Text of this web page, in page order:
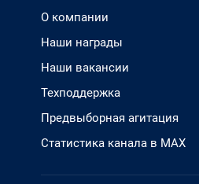
О компании
Наши награды
Наши вакансии
Техподдержка
Предвыборная агитация
Статистика канала в MAX